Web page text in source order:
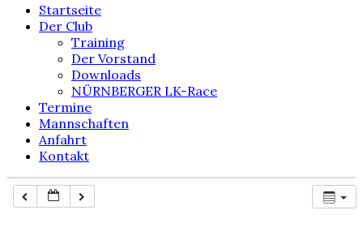
Startseite
Der Club
Training
Der Vorstand
Downloads
NÜRNBERGER LK-Race
Termine
Mannschaften
Anfahrt
Kontakt